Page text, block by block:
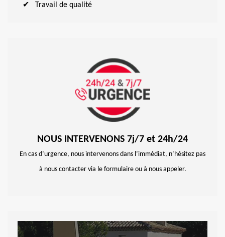
Travail de qualité
NOUS INTERVENONS 7j/7 et 24h/24
En cas d’urgence, nous intervenons dans l’immédiat, n’hésitez pas
à nous contacter via le formulaire ou à nous appeler.